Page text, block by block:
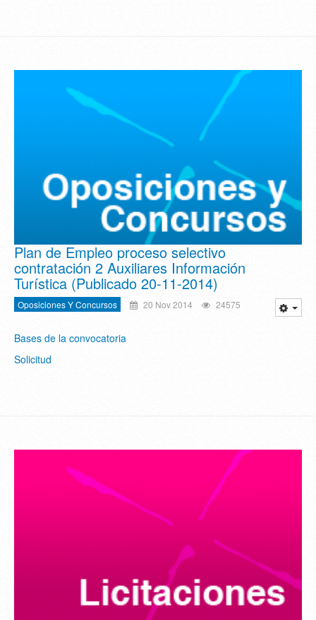
Plan de Empleo proceso selectivo
contratación 2 Auxiliares Información
Turística (Publicado 20-11-2014)
Oposiciones Y Concursos 20 Nov 2014 24575
Bases de la convocatoria
Solicitud